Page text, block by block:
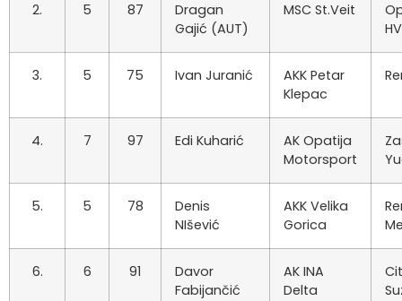
2. 5 87
Dragan
Gajić (AUT)
MSC St.Veit
3. 5 75 Ivan Juranić
AKK Petar
Klepac
4. 7 97 Edi Kuharić
AK Opatija
Motorsport
5. 5 78
Denis
NIšević
AKK Velika
Gorica
6. 6 91
Davor
Fabijančić
AK INA
Delta